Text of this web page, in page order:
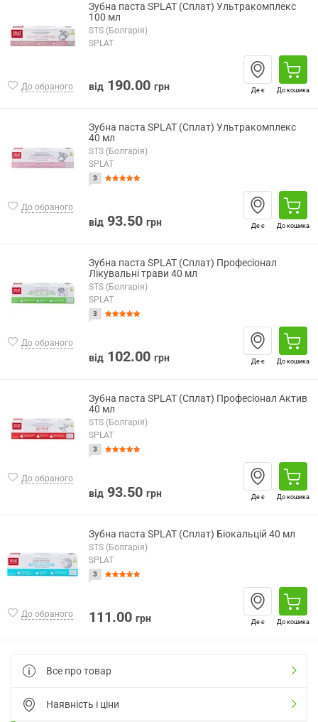
До обраного
Зубна паста SPLAT (Сплат) Ультракомплекс
100 мл
STS (Болгарія)
SPLAT
від 190.00 грн Де є До кошика
До обраного
Зубна паста SPLAT (Сплат) Ультракомплекс
40 мл
STS (Болгарія)
SPLAT
3
від 93.50 грн Де є До кошика
До обраного
Зубна паста SPLAT (Сплат) Професіонал
Лікувальні трави 40 мл
STS (Болгарія)
SPLAT
3
від 102.00 грн Де є До кошика
До обраного
Зубна паста SPLAT (Сплат) Професіонал Актив
40 мл
STS (Болгарія)
SPLAT
3
від 93.50 грн Де є До кошика
До обраного
Зубна паста SPLAT (Сплат) Біокальцій 40 мл
STS (Болгарія)
SPLAT
3
111.00 грн Де є До кошика
Все про товар
Наявність і ціни